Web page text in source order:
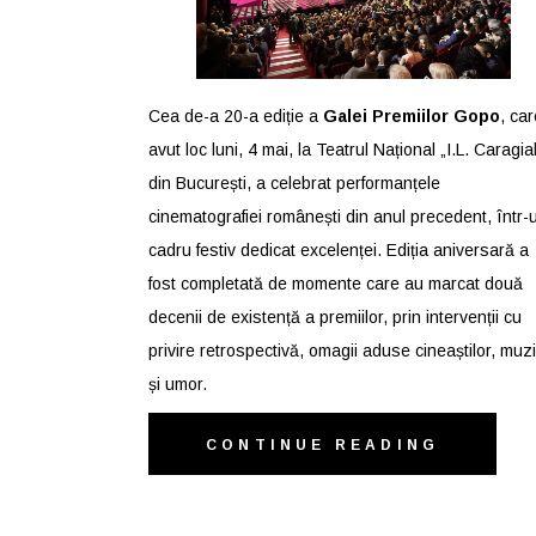
Cea de-a 20-a ediție a Galei Premiilor Gopo,
avut loc luni, 4 mai, la Teatrul Național „I.L.
din București, a celebrat performanțele
cinematografiei românești din anul precedent, într-
cadru festiv dedicat excelenței. Ediția aniversară a
fost completată de momente care au marcat două
decenii de existență a premiilor, prin intervenții cu
privire retrospectivă, omagii aduse cineaștilor,
și umor.
CONTINUE READING